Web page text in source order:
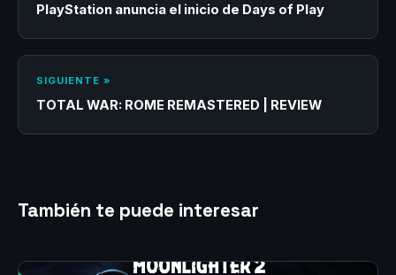
PlayStation anuncia el inicio de Days of Play
SIGUIENTE »
TOTAL WAR: ROME REMASTERED | REVIEW
También te puede interesar